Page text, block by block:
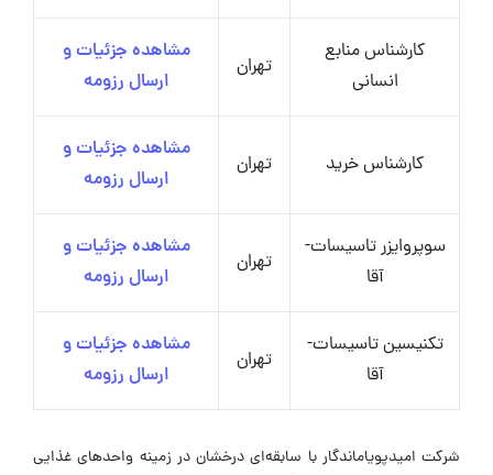
کارشناس منابع
انسانی
تهران
مشاهده جزئیات و
ارسال رزومه
کارشناس خرید تهران
مشاهده جزئیات و
ارسال رزومه
سوپروایزر تاسیسات-
آقا
تهران
مشاهده جزئیات و
ارسال رزومه
تکنیسین تاسیسات-
آقا
تهران
مشاهده جزئیات و
ارسال رزومه
شرکت امیدپویاماندگار با سابقه‌ای درخشان در زمینه واحدهای غذایی